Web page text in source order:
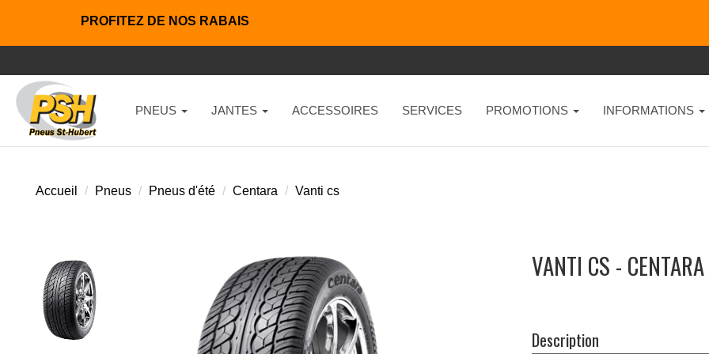
PROFITEZ DE NOS RABAIS
PNEUS JANTES ACCESSOIRES SERVICES PROMOTIONS INFORMATIONS
Accueil Pneus Pneus d'été Centara Vanti cs
VANTI CS - CENTARA
Description